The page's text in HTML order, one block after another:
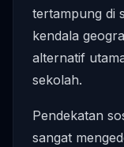
tertampung di
kendala
alternatif
sekolah.
Pendekatan
sangat